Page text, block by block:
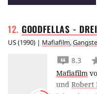
GOODFELLAS -
US(1990) | Mafiafilm,
8.3
Mafiafilm
und Robert